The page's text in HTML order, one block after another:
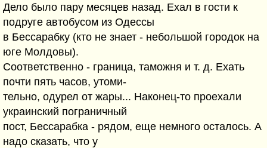
Дело было пару месяцев назад. Ехал в гости к
подруге автобусом из Одессы
в Бессарабку (кто не знает - небольшой городок на
юге Молдовы).
Соответственно - граница, таможня и т. д. Ехать
почти пять часов, утоми-
тельно, одурел от жары... Наконец-то проехали
украинский пограничный
пост, Бессарабка - рядом, еще немного осталось. А
надо сказать, что у